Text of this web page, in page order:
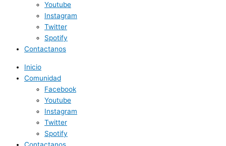
Youtube
Instagram
Twitter
Spotify
Contactanos
Inicio
Comunidad
Facebook
Youtube
Instagram
Twitter
Spotify